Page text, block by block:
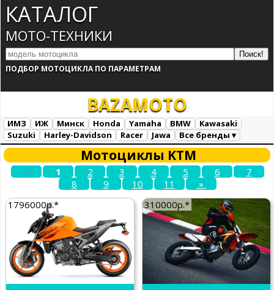
КАТАЛОГ
МОТО-ТЕХНИКИ
ПОДБОР МОТОЦИКЛА ПО ПАРАМЕТРАМ
BAZAMOTO
ИМЗ ИЖ Минск Honda Yamaha BMW
Kawasaki
Suzuki
Harley-Davidson Racer Jawa
Все бренды ▾
Все марки
Загрузка...Мотоциклы KTM
« 1 2 3 4 5 6
7
8
9 10 11
»
1796000р.*
310000р.*